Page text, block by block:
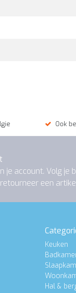
Ook
je account. Volg je
een
Keuken
Hal &